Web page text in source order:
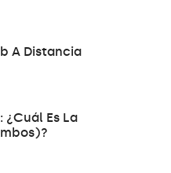
A Distancia
¿Cuál Es La